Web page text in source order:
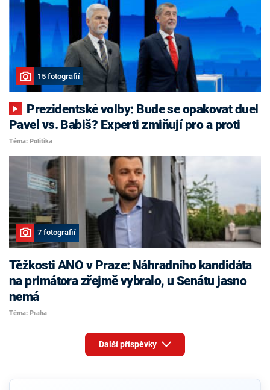
15 fotografií
Pavel vs. Babiš? Experti zmiňují pro a proti
Téma: Politika
7 fotografií
Těžkosti ANO v Praze: Náhradního kandidáta
na primátora zřejmě vybralo, u Senátu jasno
nemá
Téma: Praha
Další příspěvky